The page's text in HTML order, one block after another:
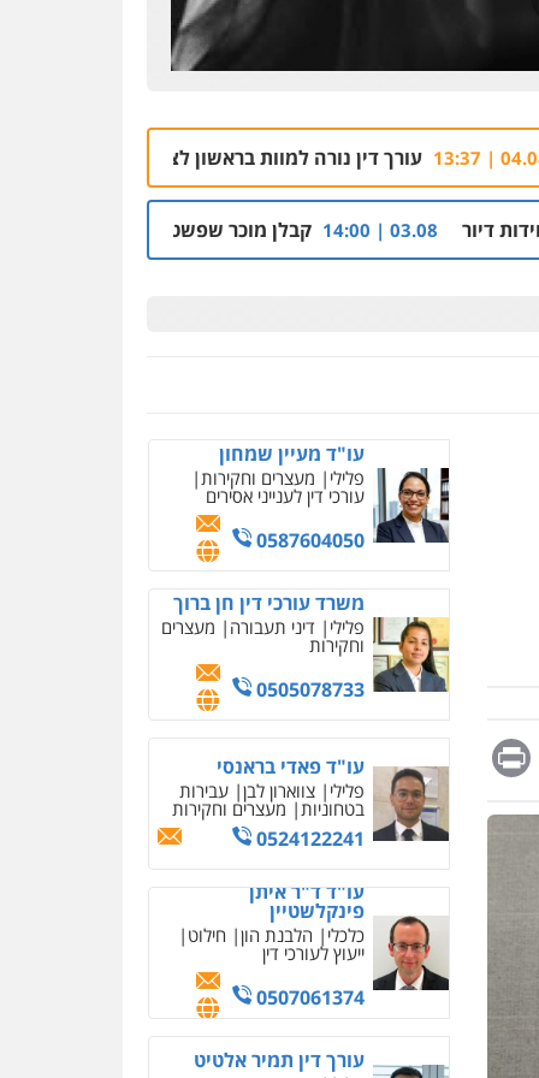
למוות בראשון לציון, הלקוח שחשוד ברצח – נעצר
קבלן מוכר שפשט רגל חשוד בהסתרת זכויות בנכסי נדל"ן
Message
Print
קורל קרוז – עורך דין
עו"ד עלי סעדי
פלילי פשיעה חמורה ליווי
0508824984
עו"ד מעיין שמחון
פלילי מעצרים וחקירות
עורכי דין לענייני אסירים
0587604050
משרד עורכי דין חן ברוך
פלילי דיני תעבורה מעצרים
וחקירות
0505078733
עו"ד פאדי בראנסי
פלילי צווארון לבן עבירות
בטחוניות מעצרים וחקירות
0524122241
עו"ד ד"ר איתן
פינקלשטיין
כלכלי הלבנת הון חילוט
ייעוץ לעורכי דין
0507061374
עורך דין תמיר אלטיט